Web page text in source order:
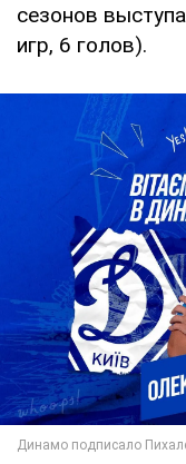
сезонов
игр, 6 голов).